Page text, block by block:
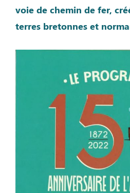
voie de chemin de fer,
terres bretonnes et